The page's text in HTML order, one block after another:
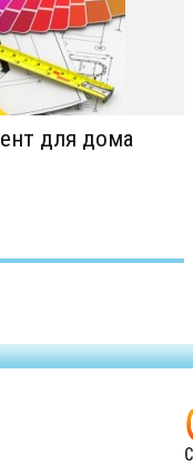
для дома